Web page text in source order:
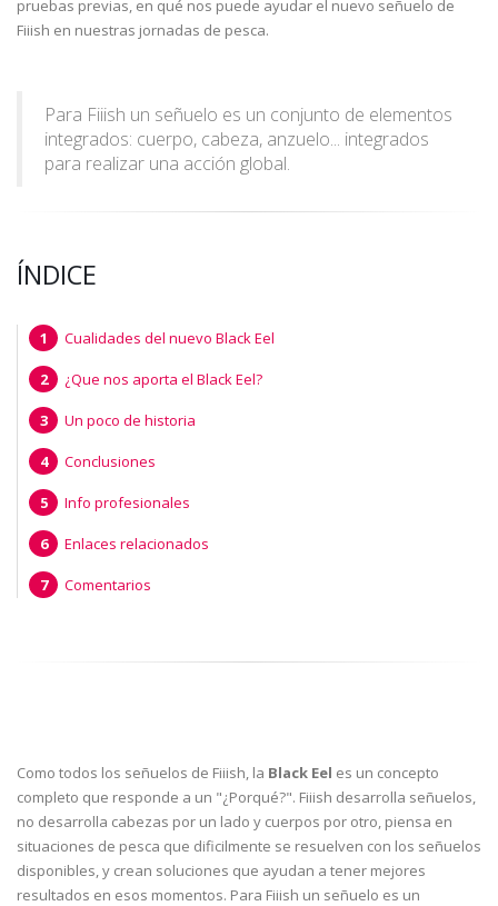
pruebas previas, en qué nos puede ayudar el nuevo señuelo de
Fiiish en nuestras jornadas de pesca.
Para Fiiish un señuelo es un conjunto de elementos
integrados: cuerpo, cabeza, anzuelo... integrados
para realizar una acción global.
ÍNDICE
Cualidades del nuevo Black Eel
¿Que nos aporta el Black Eel?
Un poco de historia
Conclusiones
Info profesionales
Enlaces relacionados
Comentarios
Como todos los señuelos de Fiiish, la Black Eel es un concepto
completo que responde a un "¿Porqué?". Fiiish desarrolla señuelos,
no desarrolla cabezas por un lado y cuerpos por otro, piensa en
situaciones de pesca que dificilmente se resuelven con los señuelos
disponibles, y crean soluciones que ayudan a tener mejores
resultados en esos momentos. Para Fiiish un señuelo es un